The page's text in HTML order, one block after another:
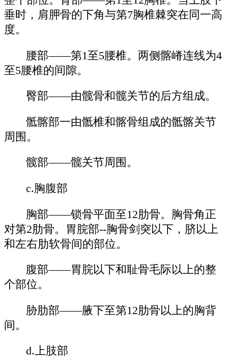
垂时，肩胛骨的下角与第7胸椎棘突在同一高
度。
腰部——第1至5腰椎。两侧髂嵴连线为4
至5腰椎的间隙。
臀部——由髋骨和髋关节的后方组成。
骶髂部一由骶椎和髂骨组成的骶髂关节
周围。
髋部——髋关节周围。
c.胸腹部
胸部——锁骨平面至12肋骨。胸骨角正
对第2肋骨。胃脘部--胸骨剑突以下，脐以上
和左右肋软骨间的部位。
腹部——胃脘以下和耻骨毛际以上的整
个部位。
胁肋部——腋下至第12肋骨以上的胸背
间。
d.上肢部